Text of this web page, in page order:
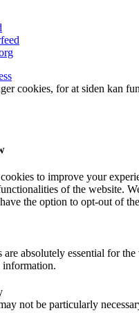
cookies, for at siden kan
to improve your
of the website.
the option to opt-out of
are absolutely essential for
information.
not be particularly